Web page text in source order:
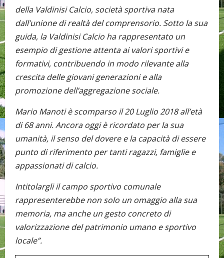
della Valdinisi Calcio, società sportiva nata
dall’unione di realtà del comprensorio. Sotto la sua
guida, la Valdinisi Calcio ha rappresentato un
esempio di gestione attenta ai valori sportivi e
formativi, contribuendo in modo rilevante alla
crescita delle giovani generazioni e alla
promozione dell’aggregazione sociale.
Mario Manoti è scomparso il 20 Luglio 2018 all’età
di 68 anni. Ancora oggi è ricordato per la sua
umanità, il senso del dovere e la capacità di essere
punto di riferimento per tanti ragazzi, famiglie e
appassionati di calcio.
Intitolargli il campo sportivo comunale
rappresenterebbe non solo un omaggio alla sua
memoria, ma anche un gesto concreto di
valorizzazione del patrimonio umano e sportivo
locale”.